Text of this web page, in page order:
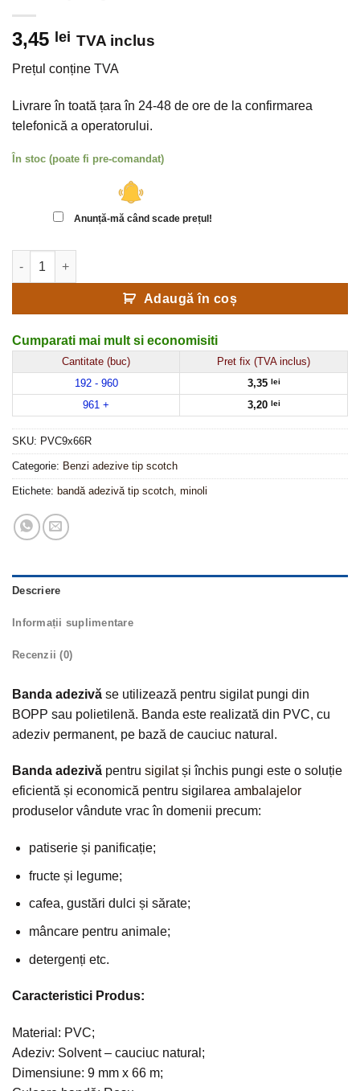
3,45 lei TVA inclus
Prețul conține TVA
Livrare în toată țara în 24-48 de ore de la confirmarea
telefonică a operatorului.
În stoc (poate fi pre-comandat)
Anunță-mă când scade prețul!
Cantitate Bandă adezivă premium pentru sigilat și închis
Adaugă în coș
Cumparati mai mult si economisiti
Cantitate (buc)
Pret fix (TVA inclus)
192 - 960
3,35 lei
961 + 3,20 lei
SKU: PVC9x66R
Categorie: Benzi adezive tip scotch
Etichete: bandă adezivă tip scotch minoli
Descriere
Informații suplimentare
Recenzii (0)
Banda adezivă se utilizează pentru sigilat pungi din
BOPP sau polietilenă. Banda este realizată din PVC, cu
adeziv permanent, pe bază de cauciuc natural.
Banda adezivă pentru sigilatși închis pungi este o soluție
eficientă și economică pentru sigilarea ambalajelor
produselor vândute vrac în domenii precum:
patiserie și panificație;
fructe și legume;
cafea, gustări dulci și sărate;
mâncare pentru animale;
detergenți etc.
Caracteristici Produs:
Material: PVC;
Adeziv: Solvent – cauciuc natural;
Dimensiune: 9 mm x 66 m;